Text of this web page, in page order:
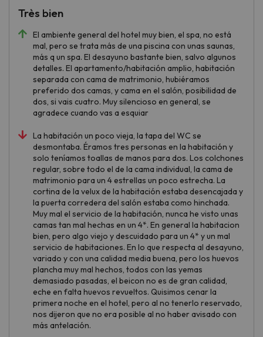
El ambiente general del hotel muy bien, el spa, no está
mal, pero se trata más de una piscina con unas saunas,
más q un spa. El desayuno bastante bien, salvo algunos
detalles. El apartamento/habitación amplio, habitación
separada con cama de matrimonio, hubiéramos
preferido dos camas, y cama en el salón, posibilidad de
dos, si vais cuatro. Muy silencioso en general, se
agradece cuando vas a esquiar
La habitación un poco vieja, la tapa del WC se
desmontaba. Éramos tres personas en la habitación y
solo teníamos toallas de manos para dos. Los colchones
regular, sobre todo el de la cama individual, la cama de
matrimonio para un 4 estrellas un poco estrecha. La
cortina de la velux de la habitación estaba desencajada y
la puerta corredera del salón estaba como hinchada.
Muy mal el servicio de la habitación, nunca he visto unas
camas tan mal hechas en un 4*. En general la habitacion
bien, pero algo viejo y descuidado para un 4* y un mal
servicio de habitaciones. En lo que respecta al desayuno,
variado y con una calidad media buena, pero los huevos
plancha muy mal hechos, todos con las yemas
demasiado pasadas, el beicon no es de gran calidad,
eche en falta huevos revueltos. Quisimos cenar la
primera noche en el hotel, pero al no tenerlo reservado,
nos dijeron que no era posible al no haber avisado con
más antelación.
Très bien